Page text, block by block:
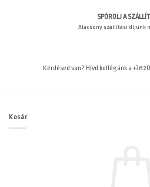
SPÓROLJ A
Alacsony szállítási díjunk
Kérdésed van? Hívd kollégánk a
Kosár